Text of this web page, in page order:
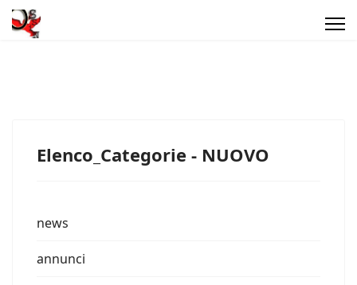
Elenco_Categorie - NUOVO
news
annunci